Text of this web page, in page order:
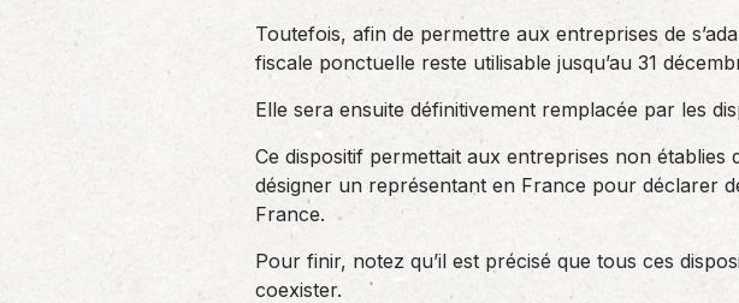
Toutefois, afin de permettre aux entreprises de
fiscale ponctuelle reste utilisable jusqu’au 31
Elle sera ensuite définitivement remplacée par les
Ce dispositif permettait aux entreprises non
désigner un représentant en France pour déclarer
France.
Pour finir, notez qu’il est précisé que tous ces
coexister.